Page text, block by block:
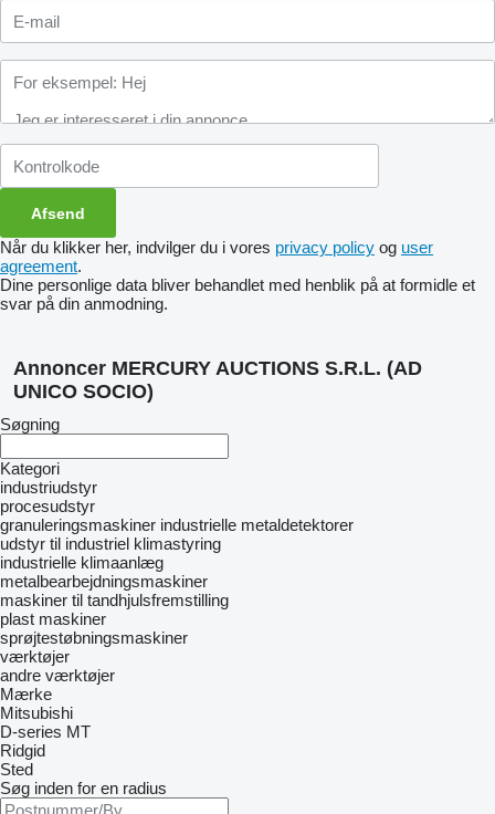
Når du klikker her, indvilger du i vores privacy policy og user
agreement.
Dine personlige data bliver behandlet med henblik på at formidle et
svar på din anmodning.
Annoncer MERCURY AUCTIONS S.R.L. (AD
UNICO SOCIO)
Søgning
Kategori
industriudstyr
procesudstyr
granuleringsmaskiner industrielle metaldetektorer
udstyr til industriel klimastyring
industrielle klimaanlæg
metalbearbejdningsmaskiner
maskiner til tandhjulsfremstilling
plast maskiner
sprøjtestøbningsmaskiner
værktøjer
andre værktøjer
Mærke
Mitsubishi
D-series MT
Ridgid
Sted
Søg inden for en radius